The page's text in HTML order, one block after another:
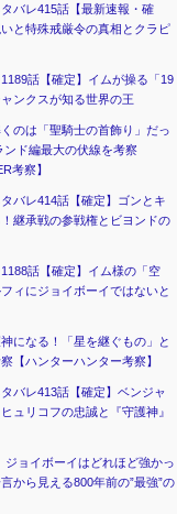
バレ415話【最新速報・確
と特殊戒厳令の真相とクラピ
話【確定】イムが操る「19
ンクスが知る世界の王
のは「聖騎士の首飾り」だっ
ンド編最大の伏線を考察
考察】
バレ414話【確定】ゴンとキ
継承戦の参戦権とビヨンドの
話【確定】イム様の「空
ィにジョイボーイではないと
になる！「星を継ぐもの」と
【ハンターハンター考察】
バレ413話【確定】ベンジャ
ュリコフの忠誠と『守護神』
ジョイボーイはどれほど強かっ
から見える800年前の”最強”の